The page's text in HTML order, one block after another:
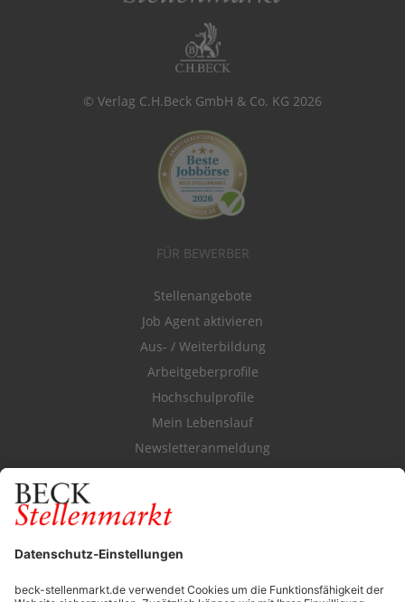
© Verlag C.H.Beck GmbH & Co. KG 2026
FÜR BEWERBER
Stellenangebote
Job Agent aktivieren
Aus- / Weiterbildung
Arbeitgeberprofile
Hochschulprofile
Mein Lebenslauf
Newsletteranmeldung
Durchsuchen Sie den Stellenkatalog
FÜR ARBEITGEBER
Stellenmarktpreise
Anzeigen-AGB